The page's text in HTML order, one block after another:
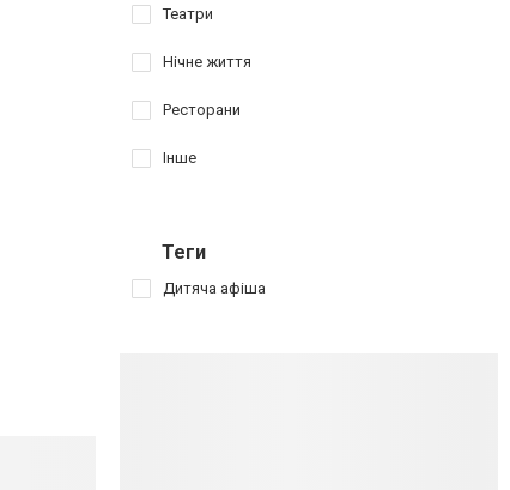
Театри
Нічне життя
Ресторани
Інше
Теги
Дитяча афіша